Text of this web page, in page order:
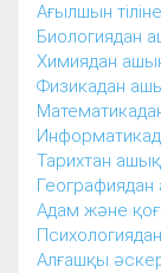
Ағылшын
Биологиядан
Химиядан
Физикадан
Тарихтан
Адам және
Алғашқы